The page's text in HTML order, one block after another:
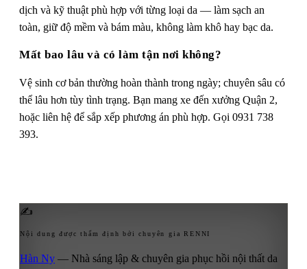
dịch và kỹ thuật phù hợp với từng loại da — làm sạch an
toàn, giữ độ mềm và bám màu, không làm khô hay bạc da.
Mất bao lâu và có làm tận nơi không?
Vệ sinh cơ bản thường hoàn thành trong ngày; chuyên sâu có
thể lâu hơn tùy tình trạng. Bạn mang xe đến xưởng Quận 2,
hoặc liên hệ để sắp xếp phương án phù hợp. Gọi 0931 738
393.
✍
Nội dung được thẩm định bởi chuyên gia RENNI
Hàn Ny — Nhà sáng lập & chuyên gia phục hồi nội thất da